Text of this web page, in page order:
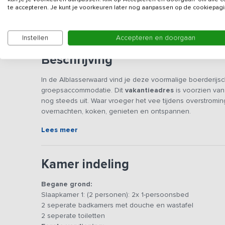
Gegevens van de
Beschrijving
In de Alblasserwaard vind je deze voormalige
groepsaccommodatie. Dit vakantieadres is voorzien
nog steeds uit. Waar vroeger het vee tijdens
overnachten, koken, genieten en ontspannen.
De gezamenlijke ruimte is voorzien van eetgedeelte
van 8-pits fornuis, oven magnetron, vaatwasser,
speelveldje aanwezig.
Op de begane grond vind je een 2-persoons
bevinden zich twee slaapkamers voorzien van een
Lees meer
Kamer indeling
Begane grond:
Slaapkamer 1: (2 personen): 2x 1-persoonsbed
2 seperate badkamers met douche en wastafel
2 seperate toiletten
te accepteren. Je kunt je voorkeuren later nog aanpassen op de
Instellen Accepteren en doorgaan